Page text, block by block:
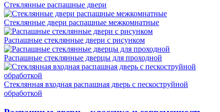
Стеклянные распашные двери
Стеклянные двери распашные межкомнатные
Распашные стеклянные двери с рисунком
Распашные стеклянные дверцы для проходной
Стеклянная входная распашная дверь с пескоструйной
обработкой